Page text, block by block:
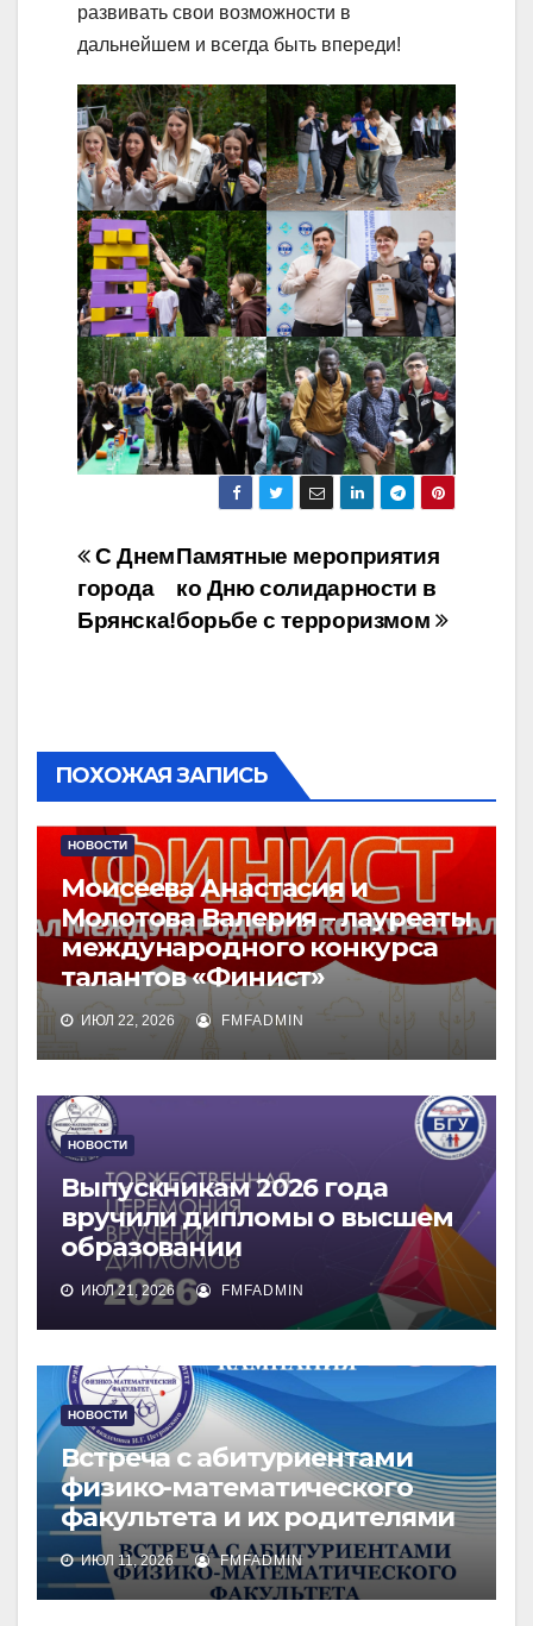
развивать свои возможности в
дальнейшем и всегда быть впереди!
Навигация
по
Памятные мероприятия
ко Дню солидарности в
борьбе с терроризмом
С Днем
города
Брянска!
ПОХОЖАЯ ЗАПИСЬ
НОВОСТИ
Моисеева Анастасия и
Молотова Валерия – лауреаты
международного конкурса
талантов «Финист»
ИЮЛ 22, 2026 FMFADMIN
НОВОСТИ
Выпускникам 2026 года
вручили дипломы о высшем
образовании
ИЮЛ 21, 2026 FMFADMIN
НОВОСТИ
Встреча с абитуриентами
физико-математического
факультета и их родителями
ИЮЛ 11, 2026 FMFADMIN